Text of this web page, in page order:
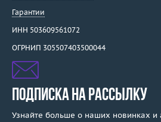
Гарантии
ИНН 503609561072
ОГРНИП 305507403500044
ПОДПИСКА НА РАССЫЛКУ
Узнайте больше о наших новинках и